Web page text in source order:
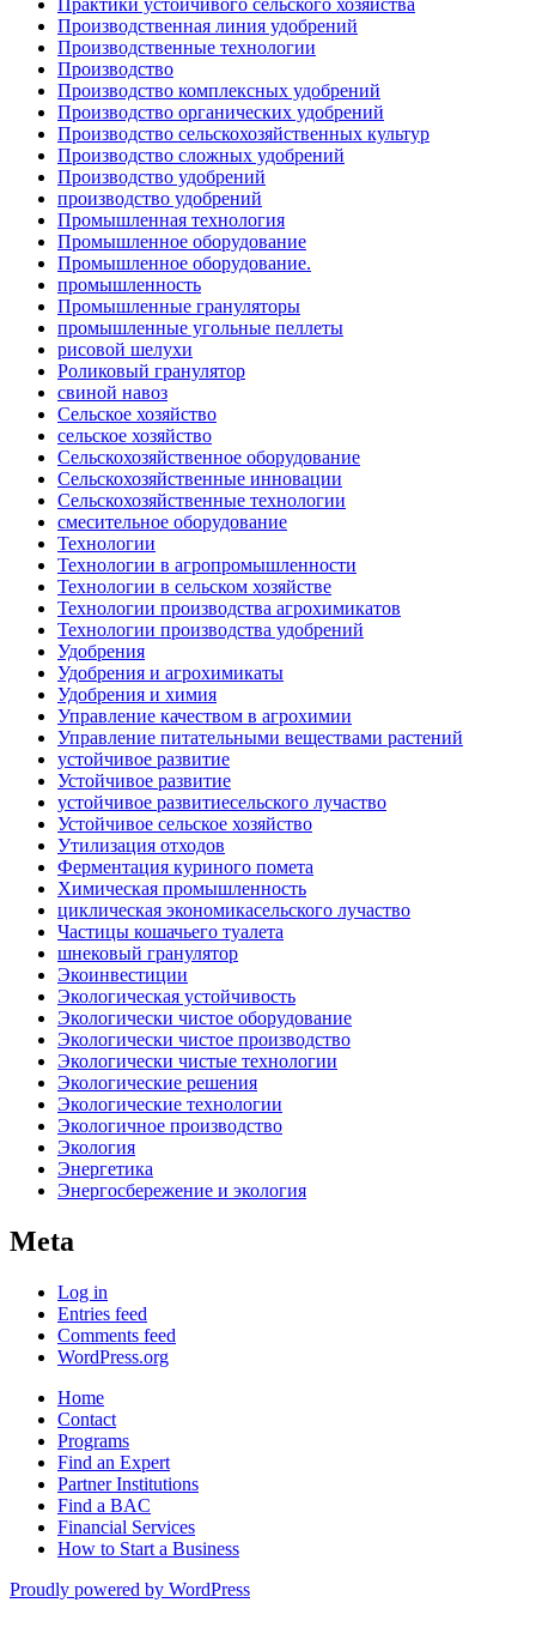
Практики устойчивого сельского хозяйства
Производственная линия удобрений
Производственные технологии
Производство
Производство комплексных удобрений
Производство органических удобрений
Производство сельскохозяйственных культур
Производство сложных удобрений
Производство удобрений
производство удобрений
Промышленная технология
Промышленное оборудование
Промышленное оборудование.
промышленность
Промышленные грануляторы
промышленные угольные пеллеты
рисовой шелухи
Роликовый гранулятор
свиной навоз
Сельское хозяйство
сельское хозяйство
Сельскохозяйственное оборудование
Сельскохозяйственные инновации
Сельскохозяйственные технологии
смесительное оборудование
Технологии
Технологии в агропромышленности
Технологии в сельском хозяйстве
Технологии производства агрохимикатов
Технологии производства удобрений
Удобрения
Удобрения и агрохимикаты
Удобрения и химия
Управление качеством в агрохимии
Управление питательными веществами растений
устойчивое развитие
Устойчивое развитие
устойчивое развитиесельского лучаство
Устойчивое сельское хозяйство
Утилизация отходов
Ферментация куриного помета
Химическая промышленность
циклическая экономикасельского лучаство
Частицы кошачьего туалета
шнековый гранулятор
Экоинвестиции
Экологическая устойчивость
Экологически чистое оборудование
Экологически чистое производство
Экологически чистые технологии
Экологические решения
Экологические технологии
Экологичное производство
Экология
Энергетика
Энергосбережение и экология
Meta
Log in
Entries feed
Comments feed
WordPress.org
Home
Contact
Programs
Find an Expert
Partner Institutions
Find a BAC
Financial Services
How to Start a Business
Proudly powered by WordPress